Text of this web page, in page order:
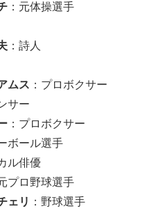
：元体操選手
：詩人
ムス ：プロボクサー
サー
：プロボクサー
ボール選手
ル俳優
プロ野球選手
ェリ ：野球選手